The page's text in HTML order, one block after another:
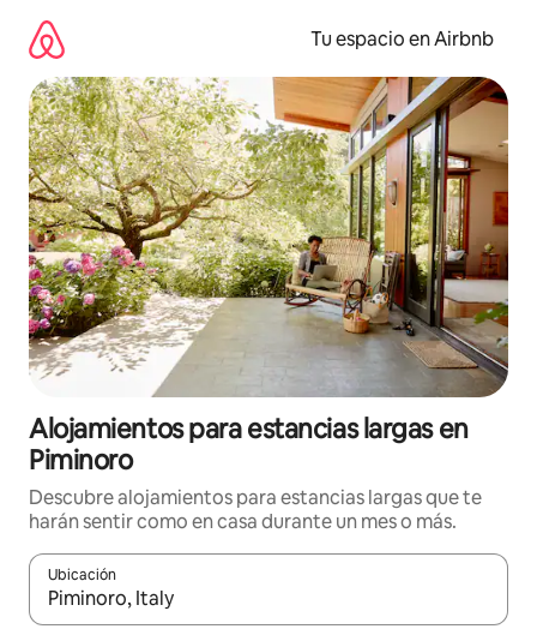
contenido
Tu espacio en Airbnb
Alojamientos para estancias largas en
Piminoro
Descubre alojamientos para estancias largas que te
harán sentir como en casa durante un mes o más.
Ubicación
Cuando los resultados estén disponibles, podrás navegar